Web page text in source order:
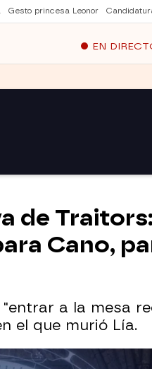
Gesto princesa Leonor
EN
de
Cano,
a la mesa
el que murió Lía.